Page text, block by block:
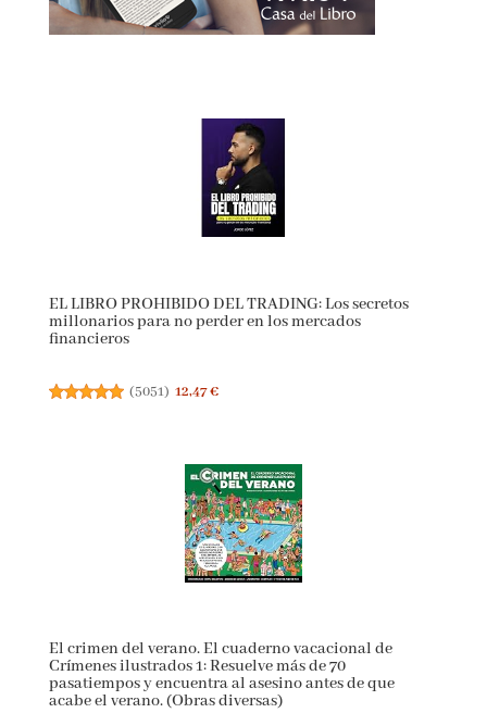
EL LIBRO PROHIBIDO DEL TRADING: Los secretos
millonarios para no perder en los mercados
financieros
(5051) 12,47 €
El crimen del verano. El cuaderno vacacional de
Crímenes ilustrados 1: Resuelve más de 70
pasatiempos y encuentra al asesino antes de que
acabe el verano. (Obras diversas)